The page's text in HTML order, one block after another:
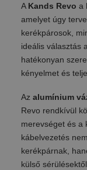
A Kands Revo a
amelyet úgy
kerékpárosok,
ideális választás
hatékonyan
kényelmet és
Az alumínium
Revo rendkívül
merevséget és a
kábelvezetés
kerékpárnak,
külső